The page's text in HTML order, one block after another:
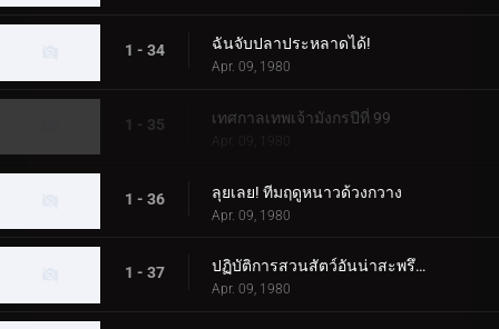
1 - 34 ฉันจับปลาประหลาดได้!
Apr. 09, 1980
1 - 35 เทศกาลเทพเจ้ามังกรปีที่ 99
Apr. 09, 1980
1 - 36 ลุยเลย! ทีมฤดูหนาวด้วงกวาง
Apr. 09, 1980
1 - 37 ปฏิบัติการสวนสัตว์อันน่าสะพรึงกลัวของ Alien Baltan
Apr. 09, 1980